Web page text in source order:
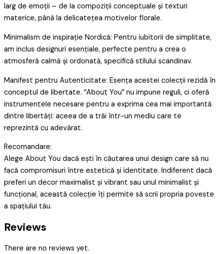
larg de emoții – de la compoziții conceptuale și texturi
materice, până la delicatețea motivelor florale.
Minimalism de inspirație Nordică: Pentru iubitorii de simplitate,
am inclus designuri esențiale, perfecte pentru a crea o
atmosferă calmă și ordonată, specifică stilului scandinav.
Manifest pentru Autenticitate: Esența acestei colecții rezidă în
conceptul de libertate. “About You” nu impune reguli, ci oferă
instrumentele necesare pentru a exprima cea mai importantă
dintre libertăți: aceea de a trăi într-un mediu care te
reprezintă cu adevărat.
Recomandare:
Alege About You dacă ești în căutarea unui design care să nu
facă compromisuri între estetică și identitate. Indiferent dacă
preferi un decor maximalist și vibrant sau unul minimalist și
funcțional, această colecție îți permite să scrii propria poveste
a spațiului tău.
Reviews
There are no reviews yet.